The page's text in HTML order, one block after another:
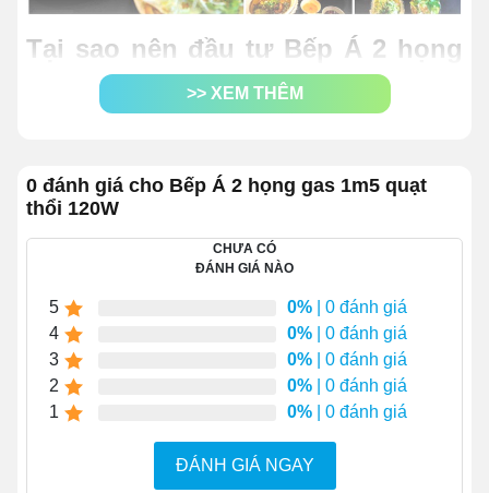
Tại sao nên đầu tư Bếp Á 2 họng
gas 1m5 quạt thổi 120W?
Kích thước là1500x800x1070mm , phù hợp để
setup trong những không gian bếp cỡ vừa và lớn.
Bếp Ánày có2 họng đốthoạt động độc lập, giúp
người dùng chế biến được 2 món ăn khác nhau
Hệ thống đánh lửa Magneto tân tiến giúp sinh
nhiệt nhanh, mạnh, đáp ứng hiệu quả các yêu cầu
chế biến của món ăn châu Á.
Bếp tạo lửa xanh, không làm cháy đen đáy nồi,
Nhiệt độ bếp có thể điều chỉnh linh hoạt, giúp quá
>> XEM THÊM
0 đánh giá cho Bếp Á 2 họng gas 1m5 quạt
thổi 120W
CHƯA CÓ
ĐÁNH GIÁ NÀO
5 0% | 0 đánh giá
4
0% | 0 đánh giá
3
0% | 0 đánh giá
2
0% | 0 đánh giá
1
0% | 0 đánh giá
ĐÁNH GIÁ NGAY